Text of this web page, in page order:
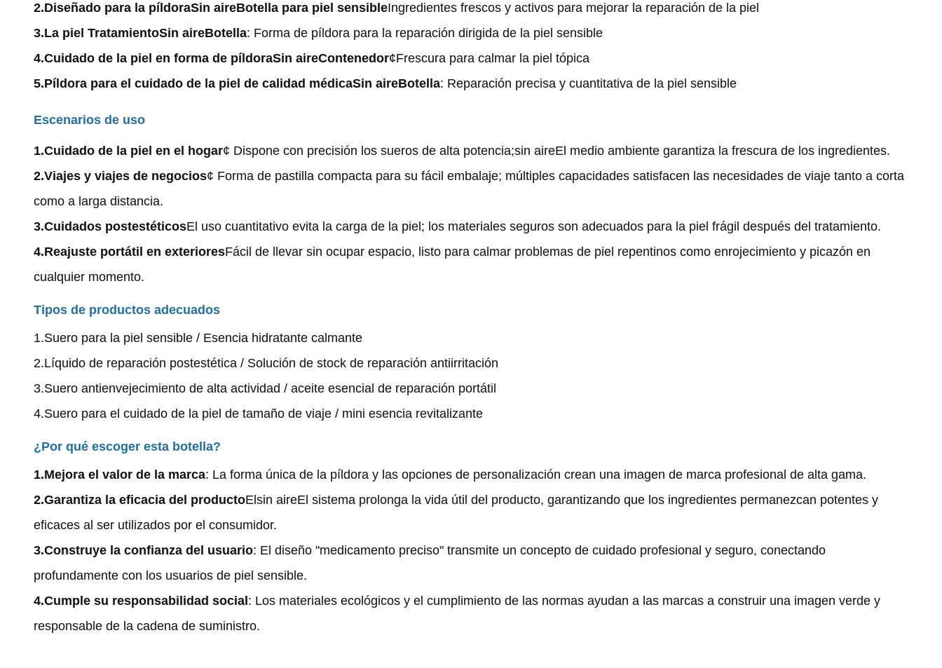
2.Diseñado para la píldoraSin aireBotella para piel sensibleIngredientes frescos y activos para mejorar la reparación de la piel
3.La piel TratamientoSin aireBotella: Forma de píldora para la reparación dirigida de la piel sensible
4.Cuidado de la piel en forma de píldoraSin aireContenedor¢Frescura para calmar la piel tópica
5.Píldora para el cuidado de la piel de calidad médicaSin aireBotella: Reparación precisa y cuantitativa de la piel sensible
Escenarios de uso
1.Cuidado de la piel en el hogar¢ Dispone con precisión los sueros de alta potencia;sin aireEl medio ambiente garantiza la frescura de los ingredientes.
2.Viajes y viajes de negocios¢ Forma de pastilla compacta para su fácil embalaje; múltiples capacidades satisfacen las necesidades de viaje tanto a corta
como a larga distancia.
3.Cuidados postestéticosEl uso cuantitativo evita la carga de la piel; los materiales seguros son adecuados para la piel frágil después del tratamiento.
4.Reajuste portátil en exterioresFácil de llevar sin ocupar espacio, listo para calmar problemas de piel repentinos como enrojecimiento y picazón en
cualquier momento.
Tipos de productos adecuados
1.Suero para la piel sensible / Esencia hidratante calmante
2.Líquido de reparación postestética / Solución de stock de reparación antiirritación
3.Suero antienvejecimiento de alta actividad / aceite esencial de reparación portátil
4.Suero para el cuidado de la piel de tamaño de viaje / mini esencia revitalizante
¿Por qué escoger esta botella?
1.Mejora el valor de la marca: La forma única de la píldora y las opciones de personalización crean una imagen de marca profesional de alta gama.
2.Garantiza la eficacia del productoEl sin aireEl sistema prolonga la vida útil del producto, garantizando que los ingredientes permanezcan potentes y
eficaces al ser utilizados por el consumidor.
3.Construye la confianza del usuario: El diseño "medicamento preciso" transmite un concepto de cuidado profesional y seguro, conectando
profundamente con los usuarios de piel sensible.
4.Cumple su responsabilidad social : Los materiales ecológicos y el cumplimiento de las normas ayudan a las marcas a construir una imagen verde y
responsable de la cadena de suministro.